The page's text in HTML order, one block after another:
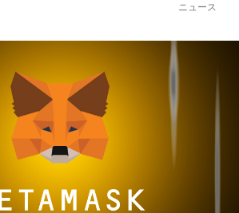
ニュース